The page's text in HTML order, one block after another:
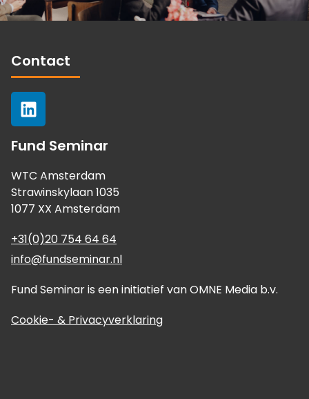
Contact
Fund Seminar
WTC Amsterdam
Strawinskylaan 1035
1077 XX Amsterdam
+31(0)20 754 64 64
info@fundseminar.nl
Fund Seminar is een initiatief van OMNE Media b.v.
Cookie- & Privacyverklaring